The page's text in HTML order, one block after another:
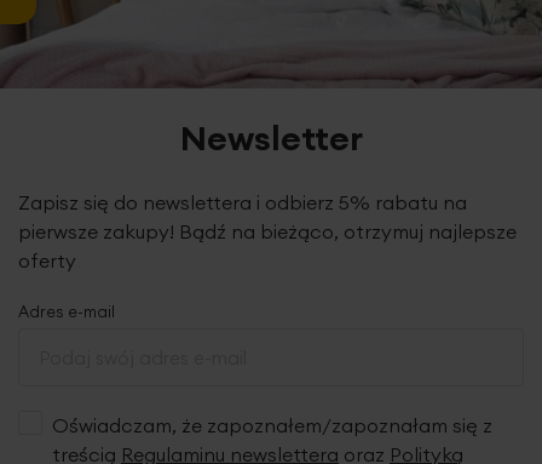
Newsletter
Zapisz się do newslettera i odbierz 5% rabatu na
pierwsze zakupy! Bądź na bieżąco, otrzymuj najlepsze
oferty
Adres e-mail
Oświadczam, że zapoznałem/zapoznałam się z
treścią Regulaminu newslettera oraz Polityką